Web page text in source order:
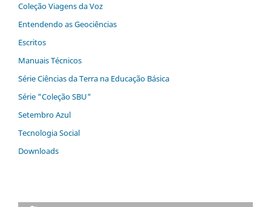
Coleção Viagens da Voz
Entendendo as Geociências
Escritos
Manuais Técnicos
Série Ciências da Terra na Educação Básica
Série "Coleção SBU"
Setembro Azul
Tecnologia Social
Downloads